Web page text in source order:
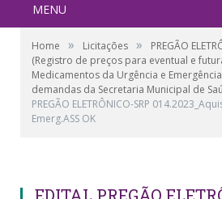
MENU
Home » Licitações »
PREGÃO
(Registro de preços para eventual e
Medicamentos da Urgência e
demandas da Secretaria Municipal de
PREGÃO ELETRÔNICO-SRP
Emerg.ASS OK
EDITAL PREGÃO